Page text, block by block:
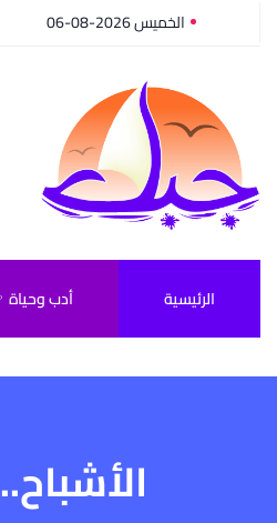
الخميس 2026-08-06
الرئيسية أدب وحياة
الأشباح..